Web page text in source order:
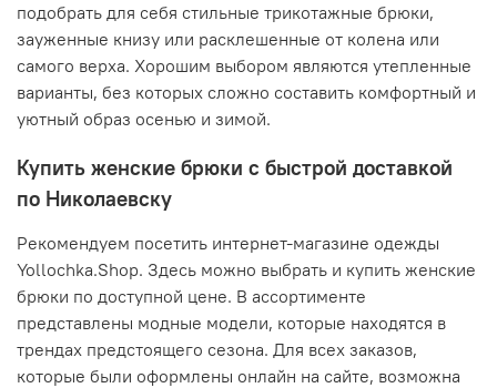
подобрать для себя стильные трикотажные брюки,
зауженные книзу или расклешенные от колена или
самого верха. Хорошим выбором являются утепленные
варианты, без которых сложно составить комфортный и
уютный образ осенью и зимой.
Купить женские брюки с быстрой доставкой
по Николаевску
Рекомендуем посетить интернет-магазине одежды
Yollochka.Shop. Здесь можно выбрать и купить женские
брюки по доступной цене. В ассортименте
представлены модные модели, которые находятся в
трендах предстоящего сезона. Для всех заказов,
которые были оформлены онлайн на сайте, возможна